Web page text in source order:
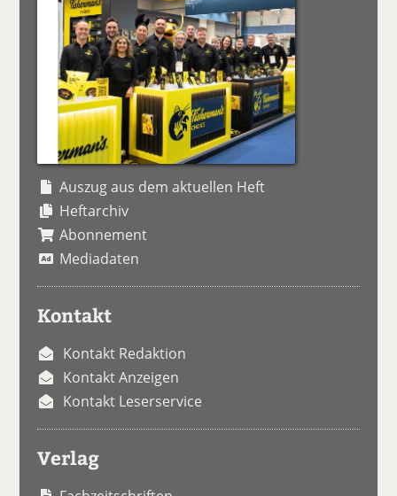
Auszug aus dem aktuellen Heft
Heftarchiv
Abonnement
Mediadaten
Kontakt
Kontakt Redaktion
Kontakt Anzeigen
Kontakt Leserservice
Verlag